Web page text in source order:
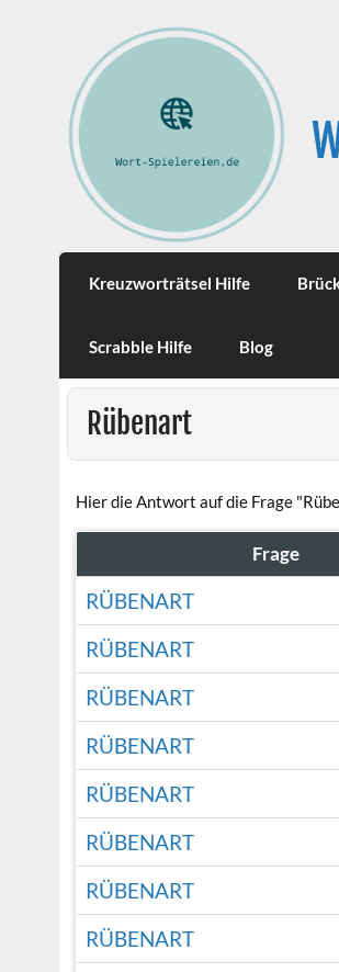
Kreuzworträtsel Hilfe
Scrabble Hilfe Blog
Rübenart
Hier die Antwort auf die Frage
Frage
RÜBENART
RÜBENART
RÜBENART
RÜBENART
RÜBENART
RÜBENART
RÜBENART
RÜBENART